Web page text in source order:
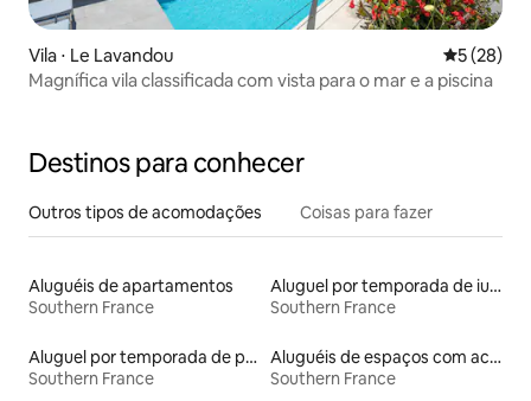
Vila ⋅ Le Lavandou 5 de uma
5 (28)
Magnífica vila classificada com vista para o mar e a piscina
Destinos para conhecer
Outros tipos de acomodações Coisas para fazer
Aluguéis de apartamentos
Southern France
Aluguel por temporada de iurtas
Southern France
Aluguel por temporada de prédios religiosos
Southern France
Aluguéis de espaços com acesso direto a pistas de esqui
Southern France